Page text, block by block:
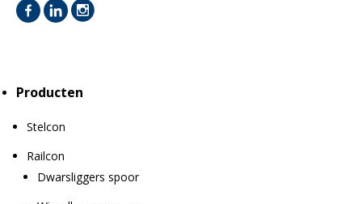
Producten
Stelcon
Railcon
Dwarsliggers spoor